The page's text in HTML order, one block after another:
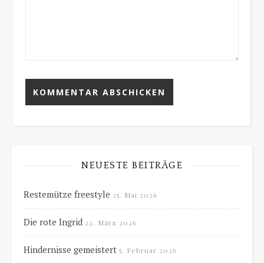
NEUESTE BEITRÄGE
Restemütze freestyle 25. Mai 2026
Die rote Ingrid 22. März 2026
Hindernisse gemeistert 5. Februar 2026